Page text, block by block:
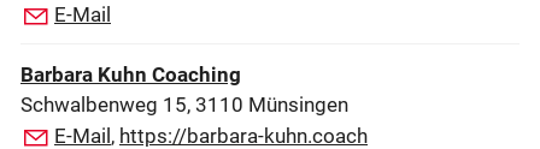
E-Mail
Barbara Kuhn Coaching
Schwalbenweg 15, 3110 Münsingen
E-Mail, https://barbara-kuhn.coach